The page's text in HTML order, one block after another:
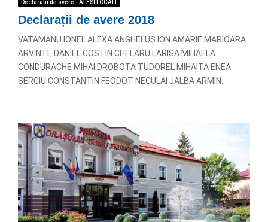
Declaratii de avere - ALEȘI LOCALI
Declarații de avere 2018
VATAMANU IONEL ALEXA ANGHELUȘ ION AMARIE MARIOARA
ARVINTE DANIEL COSTIN CHELARU LARISA MIHAELA
CONDURACHE MIHAI DROBOTA TUDOREL MIHAITA ENEA
SERGIU CONSTANTIN FEODOT NECULAI JALBA ARMIN...